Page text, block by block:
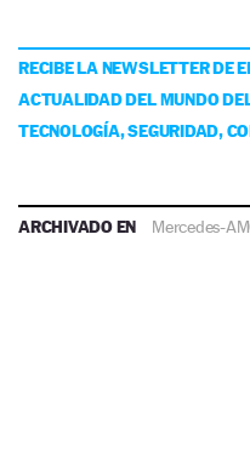
RECIBE LA NEWSLETTER DE
ACTUALIDAD DEL MUNDO
TECNOLOGÍA, SEGURIDAD,
ARCHIVADO EN Mercedes-